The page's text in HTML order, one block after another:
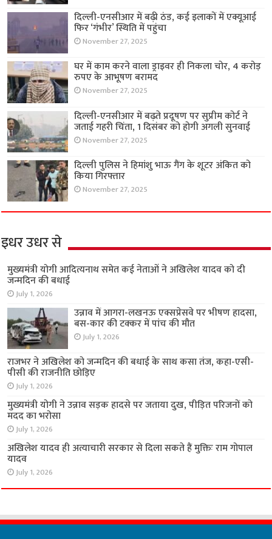
दिल्ली-एनसीआर में बढ़ी ठंड, कई इलाकों में एक्यूआई
फिर ‘गंभीर’ स्थिति में पहुंचा
November 27, 2025
घर में काम करने वाला ड्राइवर ही निकला चोर, 4 करोड़
रुपए के आभूषण बरामद
November 27, 2025
दिल्ली-एनसीआर में बढ़ते प्रदूषण पर सुप्रीम कोर्ट ने
जताई गहरी चिंता, 1 दिसंबर को होगी अगली सुनवाई
November 27, 2025
दिल्ली पुलिस ने हिमांशु भाऊ गैंग के शूटर अंकित को
किया गिरफ्तार
November 27, 2025
इधर उधर से
मुख्यमंत्री योगी आदित्यनाथ समेत कई नेताओं ने अखिलेश यादव को दी
जन्मदिन की बधाई
July 1, 2026
उन्नाव में आगरा-लखनऊ एक्सप्रेसवे पर भीषण हादसा,
बस-कार की टक्कर में पांच की मौत
July 1, 2026
राजभर ने अखिलेश को जन्मदिन की बधाई के साथ कसा तंज, कहा-एसी-
पीसी की राजनीति छोड़िए
July 1, 2026
मुख्यमंत्री योगी ने उन्नाव सड़क हादसे पर जताया दुख, पीड़ित परिजनों को
मदद का भरोसा
July 1, 2026
अखिलेश यादव ही अत्याचारी सरकार से दिला सकते हैं मुक्तिः राम गोपाल
यादव
July 1, 2026